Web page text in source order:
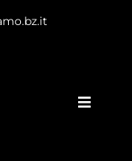
Toggle